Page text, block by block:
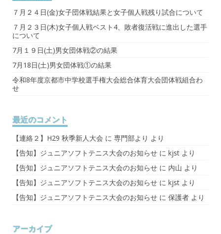
７月２４日(金)女子団体戦結果と女子個人戦残り試合について
７月２３日(木)女子個人戦ベスト4、敗者復活戦に進出した選手
について
7月１９日(土)男女団体戦②の結果
7月18日(土)男女団体戦①の結果
令和8年度京都市中学校選手権大会総合体育大会団体戦組合わ
せ
最近のコメント
【連絡２】H29 秋季新人大会 に 専門部より より
【告知】ジュニアソフトテニス大会のお知らせ に kjst より
【告知】ジュニアソフトテニス大会のお知らせ に 内山 より
【告知】ジュニアソフトテニス大会のお知らせ に kjst より
【告知】ジュニアソフトテニス大会のお知らせ に 保護者 より
アーカイブ